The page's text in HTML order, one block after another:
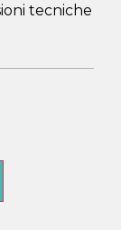
tecniche